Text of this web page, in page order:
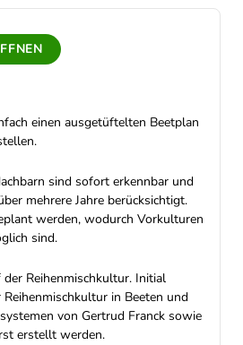
einen ausgetüftelten Beetplan
sind sofort erkennbar und
mehrere Jahre berücksichtigt.
werden, wodurch Vorkulturen
sind.
Reihenmischkultur. Initial
in Beeten und
von Gertrud Franck sowie
erstellt werden.